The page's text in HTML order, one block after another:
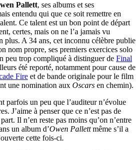
Pallett, ses albums et ses
entendu qui que ce soit remettre en
Ce talent est un bon point de départ
certes, mais on ne l’a jamais vu
plus. A 34 ans, cet inconnu célèbre publie
nom propre, ses premiers exercices solo
peu trop compliqué à distinguer de Final
été reporté, notamment pour cause de
Fire et de bande originale pour le film
une nomination aux Oscars en chemin).
parfois un peu que l’auditeur n’évolue
J’aime à penser que ce n’est pas de
Il n’en reste pas moins qu’on n’entre
un album d’Owen Pallettmême s’il a
cette fois-ci.